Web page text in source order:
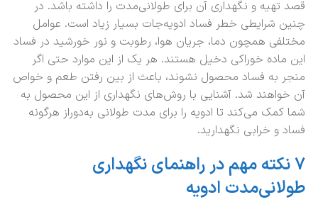
قصد تهیه و نگهداری آن برای طولانی‌مدت را داشته باشد. در
چنین شرایطی خطر فساد ادویه‌جات بسیار زیاد است. عوامل
مختلفی همچون دما، جریان هوا، رطوبت و نور خورشید در فساد
این ماده خوراکی دخیل هستند. هر یک از این موارد حتی اگر
منجر به فساد محصول نشوند، باعث از بین رفتن طعم و خواص
آن خواهند شد. آشنایی با روش‌های نگهداری از این محصول به
شما کمک می‌کند تا ادویه را برای مدت طولانی به‌دوراز هرگونه
فساد و خرابی نگهدارید.
7 نکته مهم در راهنمای نگهداری
طولانی‌مدت ادویه